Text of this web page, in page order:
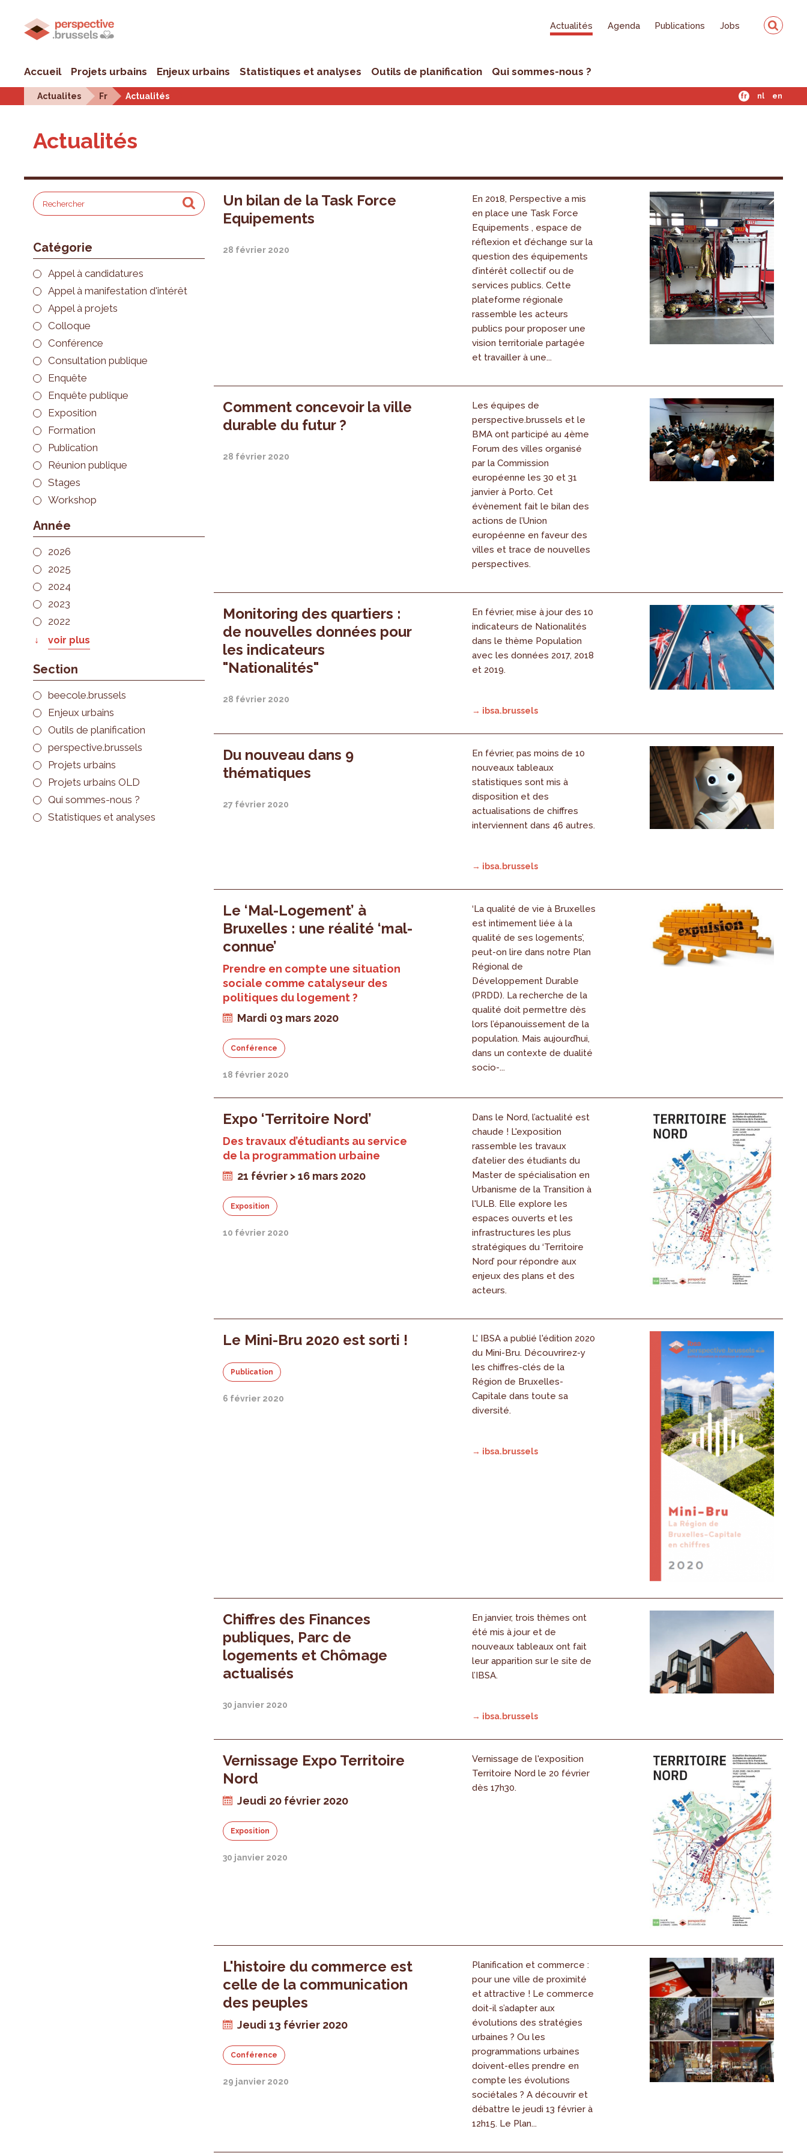
Actualités Agenda Publications Jobs
Accueil Projets urbains Enjeux urbains Statistiques et analyses Outils de planification Qui sommes-nous ?
Actualites Fr Actualités fr nl en
Actualités
Catégorie
Appel à candidatures
Appel à manifestation d'intérêt
Appel à projets
Colloque
Conférence
Consultation publique
Enquête
Enquête publique
Exposition
Formation
Publication
Réunion publique
Stages
Workshop
Année
2026
2025
2024
2023
2022
voir plus
Section
beecole.brussels
Enjeux urbains
Outils de planification
perspective.brussels
Projets urbains
Projets urbains OLD
Qui sommes-nous ?
Statistiques et analyses
Un bilan de la Task Force
Equipements
28 février 2020
En 2018, Perspective a mis
en place une Task Force
Equipements , espace de
réflexion et d’échange sur la
question des équipements
d’intérêt collectif ou de
services publics. Cette
plateforme régionale
rassemble les acteurs
publics pour proposer une
vision territoriale partagée
et travailler à une...
Comment concevoir la ville
durable du futur ?
28 février 2020
Les équipes de
perspective.brussels et le
BMA ont participé au 4ème
Forum des villes organisé
par la Commission
européenne les 30 et 31
janvier à Porto. Cet
évènement fait le bilan des
actions de l’Union
européenne en faveur des
villes et trace de nouvelles
perspectives.
Monitoring des quartiers :
de nouvelles données pour
les indicateurs
"Nationalités"
28 février 2020
En février, mise à jour des 10
indicateurs de Nationalités
dans le thème Population
avec les données 2017, 2018
et 2019.
→ ibsa.brussels
Du nouveau dans 9
thématiques
27 février 2020
En février, pas moins de 10
nouveaux tableaux
statistiques sont mis à
disposition et des
actualisations de chiffres
interviennent dans 46 autres.
→ ibsa.brussels
Le ‘Mal-Logement’ à
Bruxelles : une réalité ‘mal-
connue’
Prendre en compte une situation
sociale comme catalyseur des
politiques du logement ?
Mardi 03 mars 2020
Conférence
18 février 2020
‘La qualité de vie à Bruxelles
est intimement liée à la
qualité de ses logements’,
peut-on lire dans notre Plan
Régional de
Développement Durable
(PRDD). La recherche de la
qualité doit permettre dès
lors l’épanouissement de la
population. Mais aujourd’hui,
dans un contexte de dualité
socio-...
Expo ‘Territoire Nord’
Des travaux d’étudiants au service
de la programmation urbaine
21 février > 16 mars 2020
Exposition
10 février 2020
Dans le Nord, l’actualité est
chaude ! L'exposition
rassemble les travaux
d’atelier des étudiants du
Master de spécialisation en
Urbanisme de la Transition à
l'ULB. Elle explore les
espaces ouverts et les
infrastructures les plus
stratégiques du ‘Territoire
Nord’ pour répondre aux
enjeux des plans et des
acteurs.
Le Mini-Bru 2020 est sorti !
Publication
6 février 2020
L' IBSA a publié l'édition 2020
du Mini-Bru. Découvrirez-y
les chiffres-clés de la
Région de Bruxelles-
Capitale dans toute sa
diversité.
→ ibsa.brussels
Chiffres des Finances
publiques, Parc de
logements et Chômage
actualisés
30 janvier 2020
En janvier, trois thèmes ont
été mis à jour et de
nouveaux tableaux ont fait
leur apparition sur le site de
l’IBSA.
→ ibsa.brussels
Vernissage Expo Territoire
Nord
Jeudi 20 février 2020
Exposition
30 janvier 2020
Vernissage de l'exposition
Territoire Nord le 20 février
dès 17h30.
L'histoire du commerce est
celle de la communication
des peuples
Jeudi 13 février 2020
Conférence
29 janvier 2020
Planification et commerce :
pour une ville de proximité
et attractive ! Le commerce
doit-il s’adapter aux
évolutions des stratégies
urbaines ? Ou les
programmations urbaines
doivent-elles prendre en
compte les évolutions
sociétales ? A découvrir et
débattre le jeudi 13 février à
12h15. Le Plan...